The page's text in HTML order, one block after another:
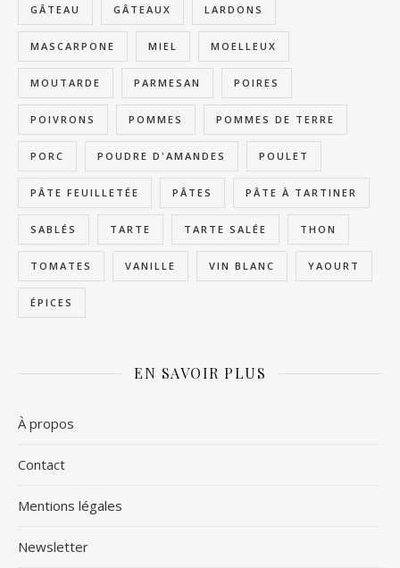
GÂTEAU GÂTEAUX LARDONS
MASCARPONE MIEL MOELLEUX
MOUTARDE PARMESAN POIRES
POIVRONS POMMES POMMES DE TERRE
PORC POUDRE D'AMANDES POULET
PÂTE FEUILLETÉE PÂTES PÂTE À TARTINER
SABLÉS TARTE TARTE SALÉE THON
TOMATES VANILLE VIN BLANC YAOURT
ÉPICES
EN SAVOIR PLUS
À propos
Contact
Mentions légales
Newsletter